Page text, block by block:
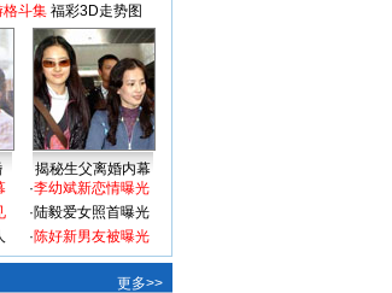
格斗集 福彩3D走势图
揭秘生父离婚内幕
·李幼斌新恋情曝光
·陆毅爱女照首曝光
·陈好新男友被曝光
更多>>